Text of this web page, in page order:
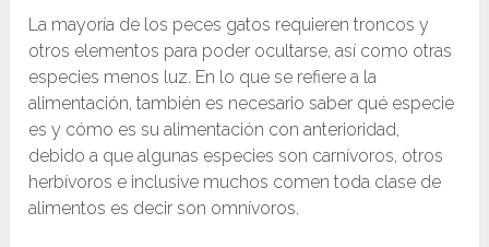
La mayoría de los peces gatos requieren troncos y
otros elementos para poder ocultarse, así como otras
especies menos luz. En lo que se refiere a la
alimentación, también es necesario saber qué especie
es y cómo es su alimentación con anterioridad,
debido a que algunas especies son carnívoros, otros
herbívoros e inclusive muchos comen toda clase de
alimentos es decir son omnívoros.